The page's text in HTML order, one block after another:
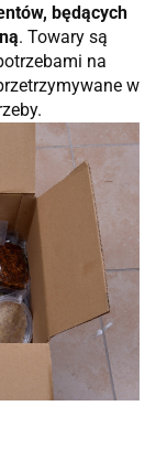
będących
. Towary są
na
w